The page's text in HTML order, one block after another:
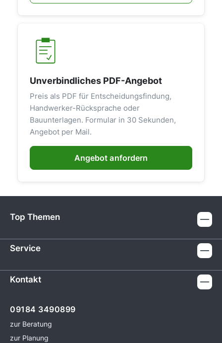
Unverbindliches PDF-Angebot
Preis als PDF für Entscheidungsfindung,
Handwerker-Rücksprache oder
Bauunterlagen. Formular in 30 Sekunden,
Angebot per Mail.
Angebot anfordern
Top Themen
Service
Kontakt
09184 3490899
zur Beratung
zur Planung